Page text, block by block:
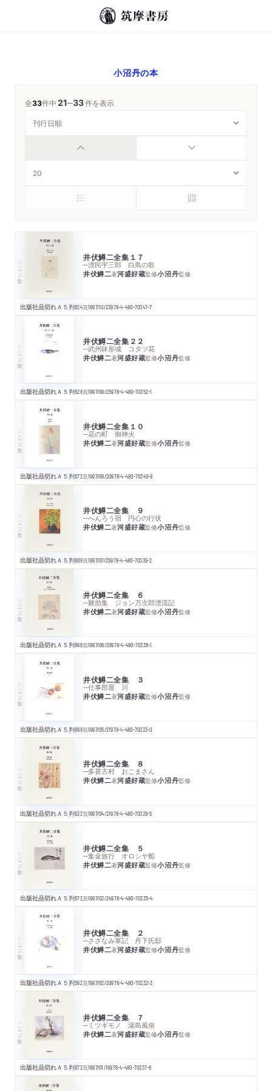
小沼丹の本
全33件中21─33件を表示
シリーズ・全集 井伏鱒二全集１７
─漂民宇三郎 白鳥の歌
井伏鱒二著河盛好蔵監修小沼丹監修
出版社品切れＡ５判624頁1997/10/23978-4-480-70347-7
シリーズ・全集 井伏鱒二全集２２
─武州鉢形城 コタツ花
井伏鱒二著河盛好蔵監修小沼丹監修
出版社品切れＡ５判628頁1997/09/25978-4-480-70352-1
シリーズ・全集 井伏鱒二全集１０
─花の町 御神火
井伏鱒二著河盛好蔵監修小沼丹監修
出版社品切れＡ５判672頁1997/08/20978-4-480-70340-8
シリーズ・全集 井伏鱒二全集 ９
─へんろう宿 円心の行状
井伏鱒二著河盛好蔵監修小沼丹監修
出版社品切れＡ５判608頁1997/07/25978-4-480-70339-2
シリーズ・全集 井伏鱒二全集 ６
─雛肋集 ジョン万次郎漂流記
井伏鱒二著河盛好蔵監修小沼丹監修
出版社品切れＡ５判696頁1997/06/20978-4-480-70336-1
シリーズ・全集 井伏鱒二全集 ３
─仕事部屋 川
井伏鱒二著河盛好蔵監修小沼丹監修
出版社品切れＡ５判688頁1997/05/21978-4-480-70333-0
シリーズ・全集 井伏鱒二全集 ８
─多甚古村 おこまさん
井伏鱒二著河盛好蔵監修小沼丹監修
出版社品切れＡ５判632頁1997/04/21978-4-480-70338-5
シリーズ・全集 井伏鱒二全集 ５
─集金旅行 オロシヤ船
井伏鱒二著河盛好蔵監修小沼丹監修
出版社品切れＡ５判672頁1997/03/24978-4-480-70335-4
シリーズ・全集 井伏鱒二全集 ２
─さざなみ軍記 丹下氏邸
井伏鱒二著河盛好蔵監修小沼丹監修
出版社品切れＡ５判592頁1997/02/20978-4-480-70332-3
シリーズ・全集 井伏鱒二全集 ７
─ミツギモノ 湯島風俗
井伏鱒二著河盛好蔵監修小沼丹監修
出版社品切れＡ５判672頁1997/01/16978-4-480-70337-8